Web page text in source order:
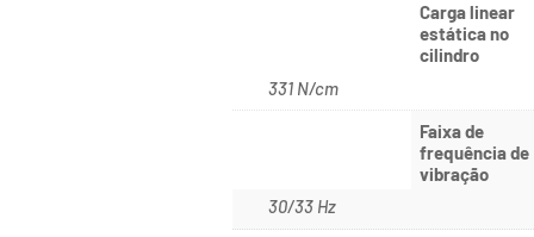
Carga linear
estática no
cilindro
331 N/cm
Faixa de
frequência de
vibração
30/33 Hz